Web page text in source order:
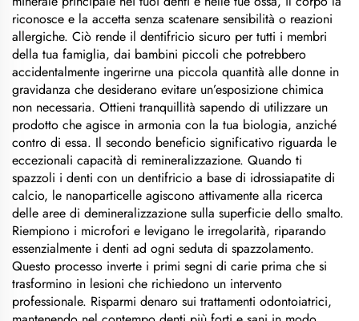
riconosce e la accetta senza scatenare sensibilità o reazioni
allergiche. Ciò rende il dentifricio sicuro per tutti i membri
della tua famiglia, dai bambini piccoli che potrebbero
accidentalmente ingerirne una piccola quantità alle donne in
gravidanza che desiderano evitare un’esposizione chimica
non necessaria. Ottieni tranquillità sapendo di utilizzare un
prodotto che agisce in armonia con la tua biologia, anziché
contro di essa. Il secondo beneficio significativo riguarda le
eccezionali capacità di remineralizzazione. Quando ti
spazzoli i denti con un dentifricio a base di idrossiapatite di
calcio, le nanoparticelle agiscono attivamente alla ricerca
delle aree di demineralizzazione sulla superficie dello smalto.
Riempiono i microfori e levigano le irregolarità, riparando
essenzialmente i denti ad ogni seduta di spazzolamento.
Questo processo inverte i primi segni di carie prima che si
trasformino in lesioni che richiedono un intervento
professionale. Risparmi denaro sui trattamenti odontoiatrici,